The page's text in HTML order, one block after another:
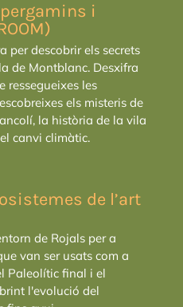
i
per descobrir els secrets
de Montblanc. Desxifra
ressegueixes les
els misteris de
la història de la vila
canvi climàtic.
de l’art
de Rojals per a
van ser usats com a
Paleolític final i el
l'evolució del